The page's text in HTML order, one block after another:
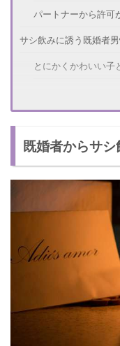
パートナーから許可
サシ飲みに誘う既婚者
とにかくかわいい子
誘われても即答しな
既婚者男性からの誘い
美容のために禁酒し
恋人がいることにする
既婚者からサ